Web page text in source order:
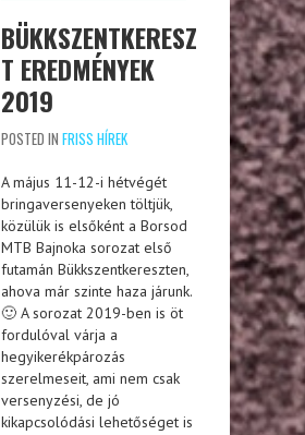
BÜKKSZENTKERESZ
T EREDMÉNYEK
2019
POSTED IN FRISS HÍREK
A május 11-12-i hétvégét
bringaversenyeken töltjük,
közülük is elsőként a Borsod
MTB Bajnoka sorozat első
futamán Bükkszentkereszten,
ahova már szinte haza járunk.
🙂 A sorozat 2019-ben is öt
fordulóval várja a
hegyikerékpározás
szerelmeseit, ami nem csak
versenyzési, de jó
kikapcsolódási lehetőséget is